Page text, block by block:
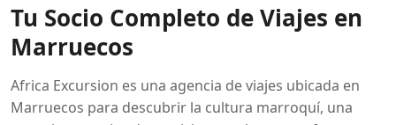
Tu Socio Completo de Viajes en
Marruecos
Africa Excursion es una agencia de viajes ubicada en
Marruecos para descubrir la cultura marroquí, una